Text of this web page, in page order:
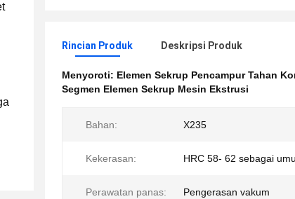
Rincian Produk Deskripsi Produk
Menyoroti: Elemen Sekrup Pencampur Tahan
Segmen Elemen Sekrup Mesin Ekstrusi
Bahan: X235
Kekerasan: HRC 58- 62 sebagai
Perawatan panas: Pengerasan vakum